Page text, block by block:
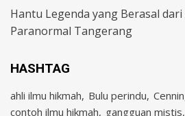
Hantu Legenda yang Berasal
Paranormal Tangerang
HASHTAG
ahli ilmu hikmah Bulu perindu
contoh ilmu hikmah gangguan mistis